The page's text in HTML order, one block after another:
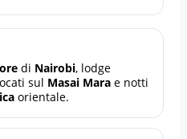
di Nairobi, lodge
sul Masai Mara e notti
orientale.